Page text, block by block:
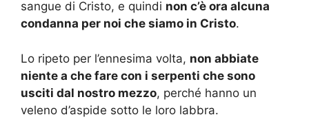
sangue di Cristo, e quindi non c’è ora alcuna
condanna per noi che siamo in Cristo.
Lo ripeto per l’ennesima volta, non abbiate
niente a che fare con i serpenti che sono
usciti dal nostro mezzo, perché hanno un
veleno d’aspide sotto le loro labbra.